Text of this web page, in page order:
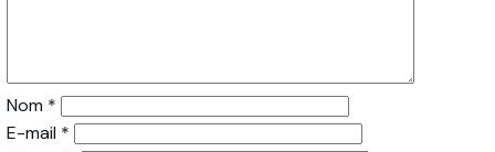
Nom *
E-mail *